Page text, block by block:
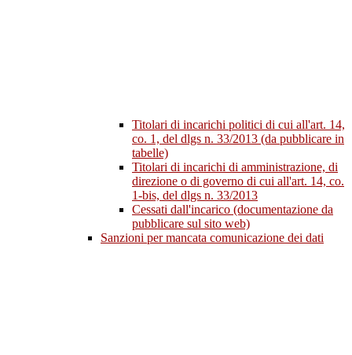
Titolari di incarichi politici di cui all'art. 14,
co. 1, del dlgs n. 33/2013 (da pubblicare in
tabelle)
Titolari di incarichi di amministrazione, di
direzione o di governo di cui all'art. 14, co.
1-bis, del dlgs n. 33/2013
Cessati dall'incarico (documentazione da
pubblicare sul sito web)
Sanzioni per mancata comunicazione dei dati